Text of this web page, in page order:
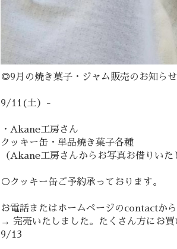
◎9月の焼き菓子・ジャム販売のお知らせ
9/11(土）-
・Akane工房さん
クッキー缶・単品焼き菓子各種
（Akane工房さんからお写真お借りいた
○クッキー缶ご予約承っております。
お電話またはホームページのcontactから
→ 完売いたしました。たくさん方にお買
9/13